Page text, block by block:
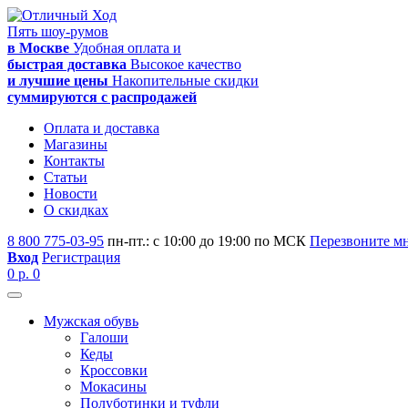
Пять шоу-румов
в Москве Удобная оплата и
быстрая доставка Высокое качество
и лучшие цены Накопительные скидки
суммируются с распродажей
Оплата и доставка
Магазины
Контакты
Статьи
Новости
О скидках
8 800 775-03-95 пн-пт.: с 10:00 до 19:00 по МСК Перезвоните
Вход Регистрация
0 р. 0
Мужская обувь
Галоши
Кеды
Кроссовки
Мокасины
Полуботинки и туфли